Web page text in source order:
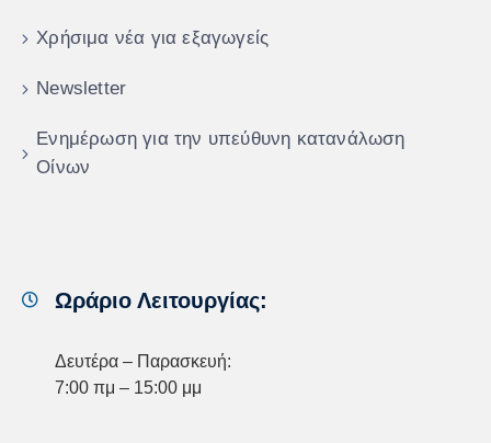
Χρήσιμα νέα για εξαγωγείς
Newsletter
Ενημέρωση για την υπεύθυνη κατανάλωση
Οίνων
Ωράριο Λειτουργίας:
Δευτέρα – Παρασκευή:
7:00 πμ – 15:00 μμ